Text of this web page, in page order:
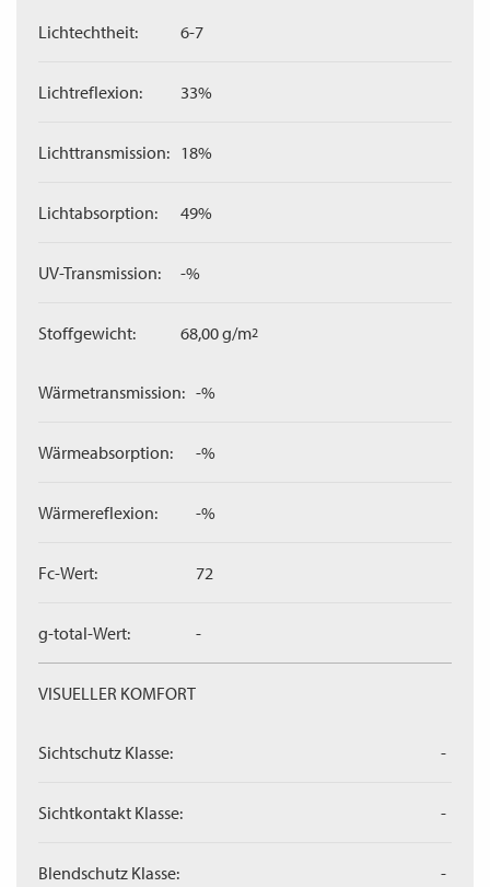
Lichtechtheit: 6-7
Lichtreflexion: 33%
Lichttransmission: 18%
Lichtabsorption: 49%
UV-Transmission: -%
Stoffgewicht: 68,00 g/m2
Wärmetransmission: -%
Wärmeabsorption: -%
Wärmereflexion: -%
Fc-Wert: 72
g-total-Wert: -
VISUELLER KOMFORT
Sichtschutz Klasse: -
Sichtkontakt Klasse: -
Blendschutz Klasse: -